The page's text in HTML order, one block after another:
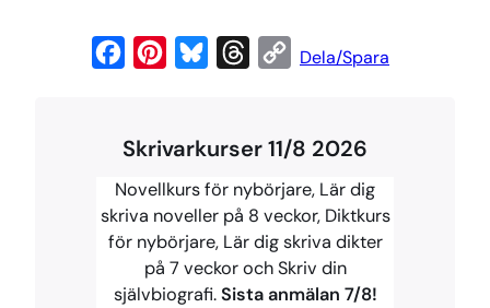
e
b
o
o
t
e
r
e
s
e
s
k
y
e
a
d
s
C
y
L
i
n
k
Dela/Spara
Skrivarkurser 11/8 2026
Novellkurs för nybörjare, Lär dig
skriva noveller på 8 veckor, Diktkurs
för nybörjare, Lär dig skriva dikter
på 7 veckor och Skriv din
självbiografi.Sista anmälan 7/8!